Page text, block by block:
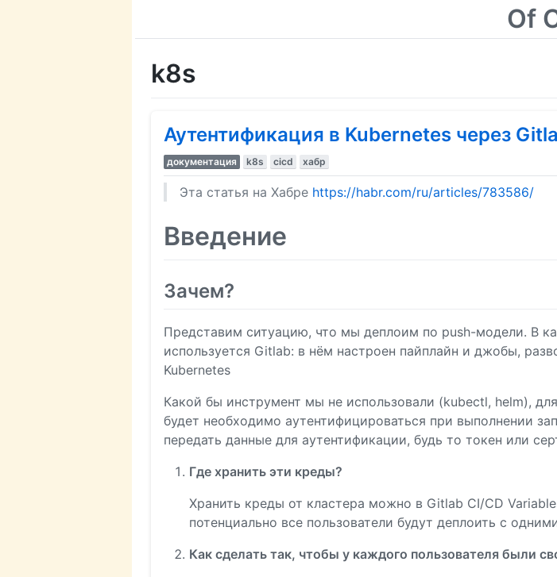
Of
k8s
Аутентификация в Kubernetes через
документация k8s cicd хабр
Эта статья на Хабре https://habr.com/ru/articles/783586/
Введение
Зачем?
Представим ситуацию, что мы деплоим по push-модели. В
используется Gitlab: в нём настроен пайплайн и джобы,
Kubernetes
Какой бы инструмент мы не использовали (kubectl, helm),
будет необходимо аутентифицироваться при выполнении
передать данные для аутентификации, будь то токен или
Где хранить эти креды?
Хранить креды от кластера можно в Gitlab CI/CD
потенциально все пользователи будут деплоить с
Как сделать так, чтобы у каждого пользователя были